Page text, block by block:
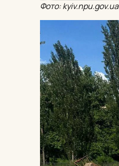
Фото: kyiv.npu.gov.ua